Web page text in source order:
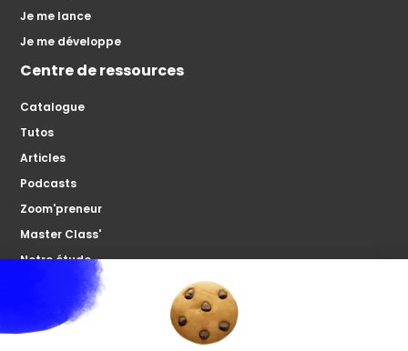
Je me lance
Je me développe
Centre de ressources
Catalogue
Tutos
Articles
Podcasts
Zoom'preneur
Master Class'
Notre étude
À propos
Microco